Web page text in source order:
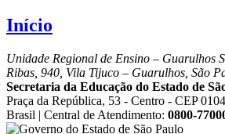
Início
Unidade Regional de Ensino – Guarulhos
Ribas, 940, Vila Tijuco – Guarulhos, São
Secretaria da Educação do Estado de
Praça da República, 53 - Centro - CEP
Brasil | Central de Atendimento: 0800-